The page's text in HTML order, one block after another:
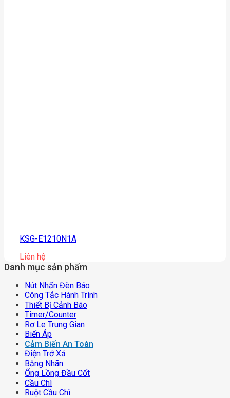
KSG-E1210N1A
Liên hệ
Danh mục sản phẩm
Nút Nhấn Đèn Báo
Công Tắc Hành Trình
Thiết Bị Cảnh Báo
Timer/counter
Rơ Le Trung Gian
Biến Áp
Cảm Biến An Toàn
Điện Trở Xả
Băng Nhãn
Ống Lồng Đầu Cốt
Cầu Chì
Ruột Cầu Chì